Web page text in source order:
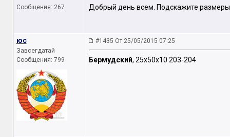
Сообщения: 267
Добрый день всем. Подскажите
юс
Завсегдатай
Сообщения: 799
#1435 От 25/05/2015 07:25
Бермудский, 25x50x10 203-204